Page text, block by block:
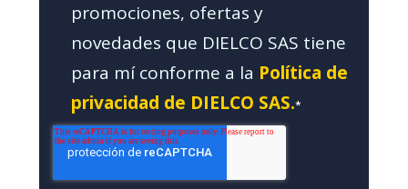
promociones, ofertas y
novedades que DIELCO SAS tiene
para mí conforme a la Política de
privacidad de DIELCO SAS.*